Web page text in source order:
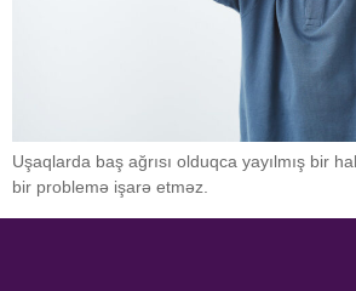
Uşaqlarda baş ağrısı olduqca yayılmış bir
bir problemə işarə etməz.